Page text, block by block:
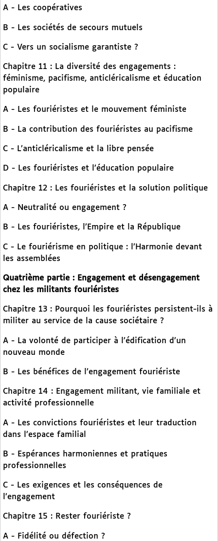
A - Les coopératives
B - Les sociétés de secours mutuels
C - Vers un socialisme garantiste ?
Chapitre 11 : La diversité des engagements :
féminisme, pacifisme, anticléricalisme et éducation
populaire
A - Les fouriéristes et le mouvement féministe
B - La contribution des fouriéristes au pacifisme
C - L’anticléricalisme et la libre pensée
D - Les fouriéristes et l’éducation populaire
Chapitre 12 : Les fouriéristes et la solution politique
A - Neutralité ou engagement ?
B - Les fouriéristes, l’Empire et la République
C - Le fouriérisme en politique : l’Harmonie devant
les assemblées
Quatrième partie : Engagement et désengagement
chez les militants fouriéristes
Chapitre 13 : Pourquoi les fouriéristes persistent-ils à
militer au service de la cause sociétaire ?
A - La volonté de participer à l’édification d’un
nouveau monde
B - Les bénéfices de l’engagement fouriériste
Chapitre 14 : Engagement militant, vie familiale et
activité professionnelle
A - Les convictions fouriéristes et leur traduction
dans l’espace familial
B - Espérances harmoniennes et pratiques
professionnelles
C - Les exigences et les conséquences de
l’engagement
Chapitre 15 : Rester fouriériste ?
A - Fidélité ou défection ?